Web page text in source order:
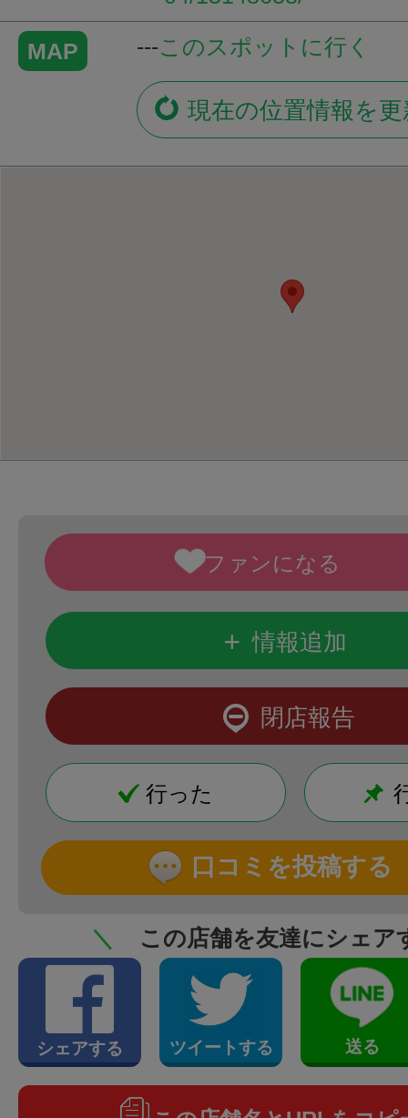
MAP ---このスポットに行く
現在の位置情報を
+ 情報追加
閉店報告
行った
口コミを投稿する
＼ この店舗を友達にシェア
シェアする ツイートする 送る